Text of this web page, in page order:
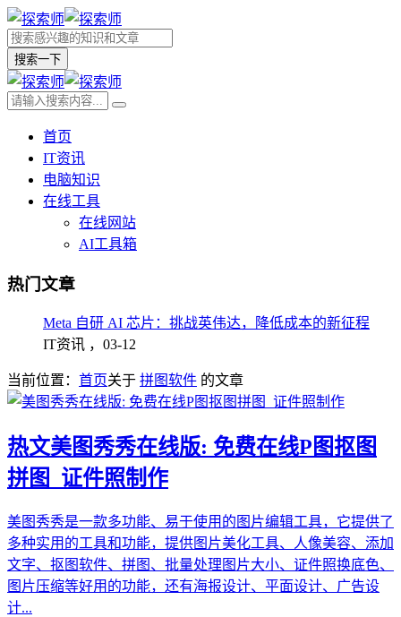
搜索一下
首页
IT资讯
电脑知识
在线工具
在线网站
AI工具箱
热门文章
Meta 自研 AI 芯片：挑战英伟达，降低成本的新征程
IT资讯 ， 03-12
当前位置： 首页关于 拼图软件 的文章
热文美图秀秀在线版: 免费在线P图抠图
拼图_证件照制作
美图秀秀是一款多功能、易于使用的图片编辑工具，它提供了
多种实用的工具和功能，提供图片美化工具、人像美容、添加
文字、抠图软件、拼图、批量处理图片大小、证件照换底色、
图片压缩等好用的功能，还有海报设计、平面设计、广告设
计...